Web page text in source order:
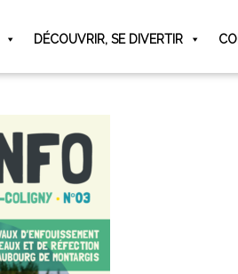
DÉCOUVRIR, SE DIVERTIR